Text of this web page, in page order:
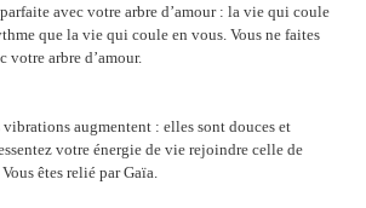
avec votre arbre d’amour : la vie qui coule
que la vie qui coule en vous. Vous ne faites
votre arbre d’amour.
augmentent : elles sont douces et
votre énergie de vie rejoindre celle de
êtes relié par Gaïa.